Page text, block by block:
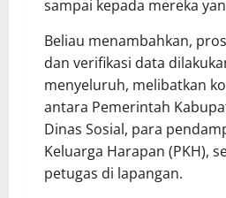
sampai kepada mereka
Beliau menambahkan,
dan verifikasi data
menyeluruh, melibatkan
antara Pemerintah
Dinas Sosial, para
Keluarga Harapan (PKH),
petugas di lapangan.